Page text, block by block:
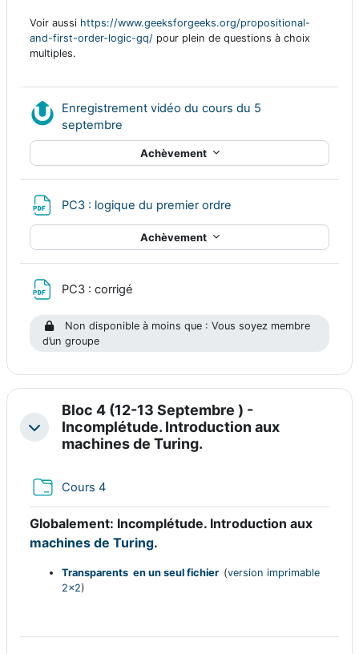
Voir aussi https://www.geeksforgeeks.org/propositional-
and-first-order-logic-gq/ pour plein de questions à choix
multiples.
Enregistrement vidéo du cours du 5
septembre
Achèvement
PC3 : logique du premier ordre
Achèvement
PC3 : corrigé
Non disponible à moins que : Vous soyez membre
d’un groupe
Replier
Bloc 4 (12-13 Septembre ) -
Incomplétude. Introduction aux
machines de Turing.
Cours 4Dossier
Globalement: Incomplétude. Introduction aux
machines de Turing.
Transparents en un seul fichier (version imprimable
2x2)